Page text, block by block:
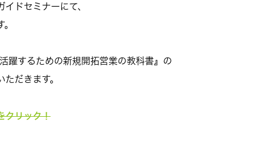
ドセミナーにて、
躍するための新規開拓営業の教科書』の
だきます。
クリック！